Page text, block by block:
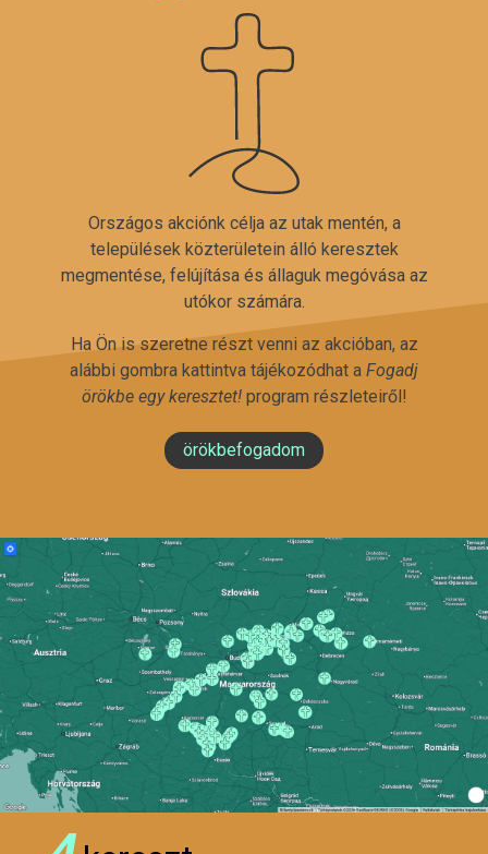
Országos akciónk célja az utak mentén, a
települések közterületein álló keresztek
megmentése, felújítása és állaguk megóvása az
utókor számára.
Ha Ön is szeretne részt venni az akcióban, az
alábbi gombra kattintva tájékozódhat a Fogadj
örökbe egy keresztet!program részleteiről!
örökbefogadom